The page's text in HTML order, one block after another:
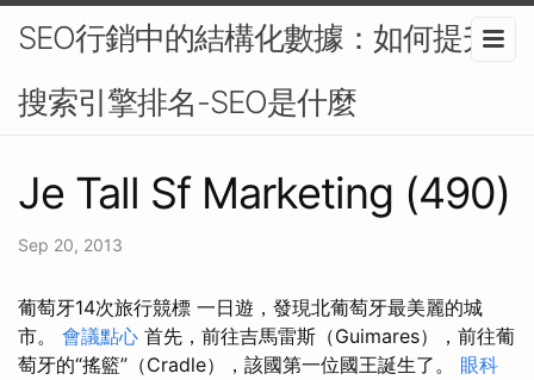
SEO行銷中的結構化數據：如何提升
搜索引擎排名-SEO是什麼
Je Tall Sf Marketing (490)
Sep 20, 2013
葡萄牙14次旅行競標 一日遊，發現北葡萄牙最美麗的城
市。 會議點心 首先，前往吉馬雷斯（Guimares），前往葡
萄牙的“搖籃”（Cradle），該國第一位國王誕生了。 眼科